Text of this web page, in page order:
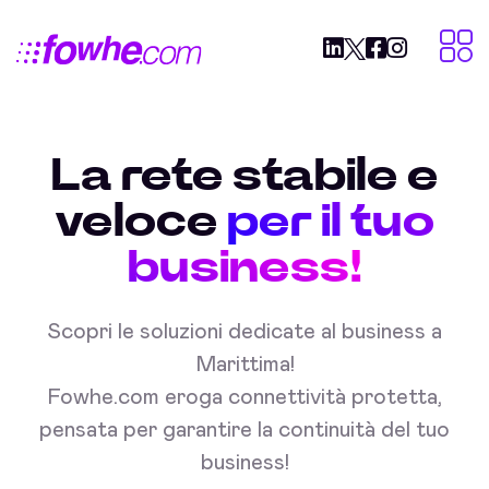
La rete stabile e
veloce per il tuo
business!
Scopri le soluzioni dedicate al business a
Marittima!
Fowhe.com eroga connettività protetta,
pensata per garantire la continuità del tuo
business!